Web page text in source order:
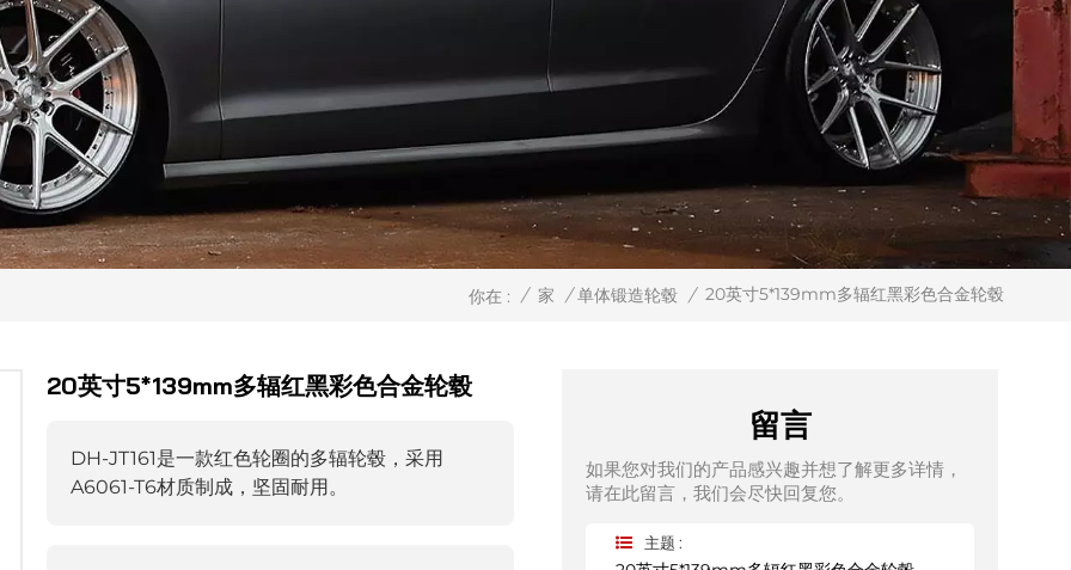
你在 : / 家 / 单体锻造轮毂 / 20英寸5*139mm多辐红黑彩色合金轮毂
20英寸5*139mm多辐红黑彩色合金轮毂
DH-JT161是一款红色轮圈的多辐轮毂，采用
A6061-T6材质制成，坚固耐用。
留言
如果您对我们的产品感兴趣并想了解更多详情，
请在此留言，我们会尽快回复您。
主题 :